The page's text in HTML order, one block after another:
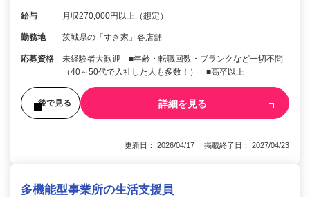
給与 月収270,000円以上（想定）
勤務地 茨城県の「すき家」各店舗
応募資格
未経験者大歓迎 ■年齢・転職回数・ブランクなど一切不問
（40～50代で入社した人も多数！） ■高卒以上
後で見る 詳細を見る
更新日： 2026/04/17 掲載終了日： 2027/04/23
多機能型事業所の生活支援員